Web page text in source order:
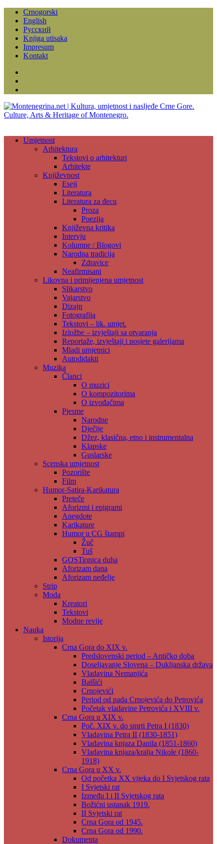
Crnogorski
English
Русский
Knjiga utisaka
Impresum
Kontakt
Umjetnost
Arhitektura
Tekstovi o arhitekturi
Arhitekte
Književnost
Eseji
Literatura
Literatura za đecu
Proza
Poezija
Književna kritika
Intervju
Kolumne / Blogovi
Narodna tradicija
Zdravice
Neafirmisani
Likovna i primijenjena umjetnost
Slikarstvo
Vajarstvo
Dizajn
Fotografija
Tekstovi – lik. umjet.
Izložbe – izvještaji sa otvaranja
Reportaže, izvještaji i posjete galerijama
Mladi umjetnici
Autodidakti
Muzika
Članci
O muzici
O kompozitorima
O izvođačima
Pjesme
Narodne
Dječije
Džez, klasična, etno i instrumentalna
Klapske
Guslarske
Scenska umjetnost
Pozorište
Film
Humor-Satira-Karikatura
Preteče
Aforizmi i epigrami
Anegdote
Karikature
Humor u CG štampi
Žuč
Tuš
GOSTionica duha
Aforizam dana
Aforizam neđelje
Strip
Moda
Kreatori
Tekstovi
Modne revije
Nauka
Istorija
Crna Gora do XIX v.
Predslovenski period – Antičko doba
Doseljavanje Slovena – Dukljanska država
Vladavina Nemanjića
Balšići
Crnojevići
Period od pada Crnojevića do Petrovića
Početak vladavine Petrovića i XVIII v.
Crna Gora u XIX v.
Poč. XIX v. do smrti Petra I (1830)
Vladavina Petra II (1830-1851)
Vladavina knjaza Danila (1851-1860)
Vladavina knjaza/kralja Nikole (1860-
1918)
Crna Gora u XX v.
Od početka XX vijeka do I Svjetskog rata
I Svjetski rat
Između I i II Svjetskog rata
Božićni ustanak 1919.
II Svjetski rat
Crna Gora od 1945.
Crna Gora od 1990.
Dokumenta